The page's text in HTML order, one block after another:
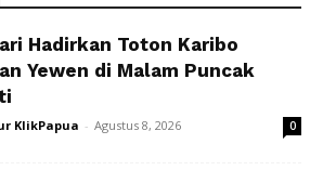
Hadirkan Toton Karibo
Yewen di Malam Puncak
KlikPapua - Agustus 8, 2026 0